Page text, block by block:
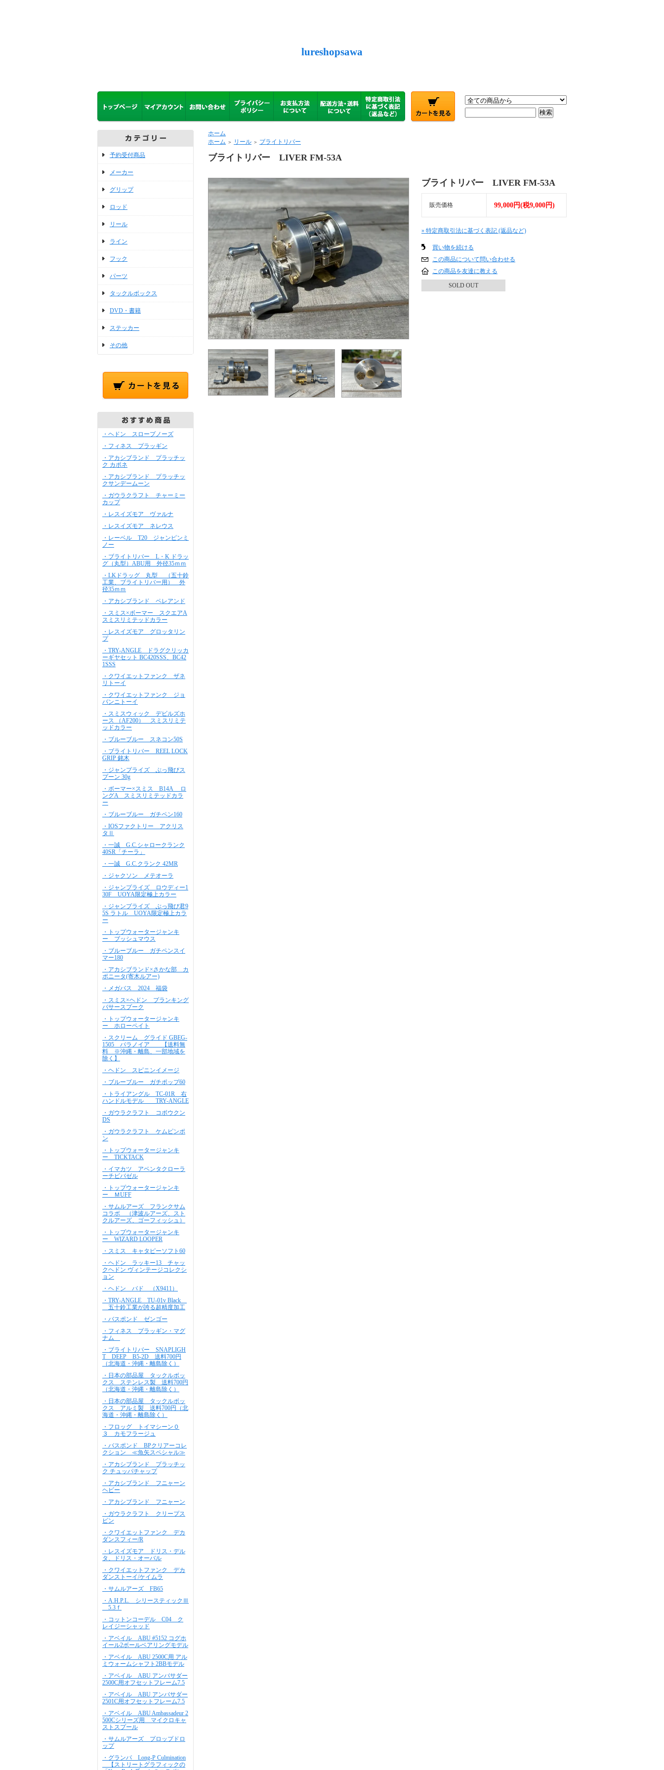
lureshopsawa
予約受付商品
メーカー
グリップ
ロッド
リール
ライン
フック
パーツ
タックルボックス
DVD・書籍
ステッカー
その他
・ヘドン スロープノーズ
・フィネス プラッギン
・アカシブランド プラッチッ
ク カポネ
・アカシブランド プラッチッ
クサンデームーン
・ガウラクラフト チャーミー
カップ
・レスイズモア ヴァルナ
・レスイズモア ネレウス
・レーベル T20 ジャンピンミ
ノー
・ブライトリバー L・K ドラッ
グ（丸型）ABU用 外径35ｍｍ
・LKドラッグ 丸型 （五十鈴
工業、ブライトリバー用） 外
径35ｍｍ
・アカシブランド ペレアンド
・スミス×ボーマー スクエアA
スミスリミテッドカラー
・レスイズモア グロッタリン
プ
・TRY-ANGLE ドラグクリッカ
ーギヤセット BC420SSS、BC42
1SSS
・クワイエットファンク ザネ
リトーイ
・クワイエットファンク ジョ
バンニトーイ
・スミスウィック デビルズホ
ース （AF200） スミスリミテ
ッドカラー
・ブルーブルー スネコン50S
・ブライトリバー REEL LOCK
GRIP 銘木
・ジャンプライズ ぶっ飛びス
プーン 30g
・ボーマー×スミス B14A ロ
ングA スミスリミテッドカラ
ー
・ブルーブルー ガチペン160
・IOSファクトリー アクリス
タⅡ
・一誠 G.C.シャロークランク
40SR「チーラ」
・一誠 G.C.クランク 42MR
・ジャクソン メテオーラ
・ジャンプライズ ロウディー1
30F UOYA限定極上カラー
・ジャンプライズ ぶっ飛び君9
5S ラトル UOYA限定極上カラ
ー
・トップウォータージャンキ
ー ブッシュマウス
・ブルーブルー ガチペンスイ
マー180
・アカシブランド×さかな部 カ
ポニータ(寄木ルアー)
・メガバス 2024 福袋
・スミス×ヘドン プランキング
バサースプーク
・トップウォータージャンキ
ー ホローペイト
・スクリーム グライド GBEG-
1505 パラノイア 【送料無
料 ※沖縄・離島、一部地域を
除く】
・ヘドン スピニンイメージ
・ブルーブルー ガチポップ60
・トライアングル TC-01R 右
ハンドルモデル TRY-ANGLE
・ガウラクラフト コボウクン
DS
・ガウラクラフト ケムピンポ
ン
・トップウォータージャンキ
ー TICKTACK
・イマカツ アベンタクローラ
ーチビバゼル
・トップウォータージャンキ
ー ＭUFF
・サムルアーズ フランクサム
コラボ （津波ルアーズ、スト
クルアーズ、ゴーフィッシュ）
・トップウォータージャンキ
ー WIZARD LOOPER
・スミス キャタピーソフト60
・ヘドン ラッキー13 チャッ
クヘドン ヴィンテージコレクシ
ョン
・ヘドン バド （X9411）
・TRY-ANGLE TU-01v Black
五十鈴工業が誇る超精度加工
・バスポンド ゼンゴー
・フィネス プラッギン・マグ
ナム
・ブライトリバー SNAPLIGH
T DEEP B5-2D 送料700円
（北海道・沖縄・離島除く）
・日本の部品屋 タックルボッ
クス ステンレス製 送料700円
（北海道・沖縄・離島除く）
・日本の部品屋 タックルボッ
クス アルミ製 送料700円（北
海道・沖縄・離島除く）
・フロッグ トイマシーン０
３ カモフラージュ
・バスポンド BPクリアーコレ
クション ≪魚矢スペシャル≫
・アカシブランド プラッチッ
ク チュッパチャップ
・アカシブランド フニャーン
ヘビー
・アカシブランド フニャーン
・ガウラクラフト クリープス
ピン
・クワイエットファンク デカ
ダンスフィー/R
・レスイズモア ドリス・デル
タ、ドリス・オーバル
・クワイエットファンク デカ
ダンストーイ/ケイムラ
・サムルアーズ FB65
・A.H.P.L. シリースティックⅢ
5.3ｆ
・コットンコーデル C04 ク
レイジーシャッド
・アベイル ABU #5152 コグホ
イール2ボールベアリングモデル
・アベイル ABU 2500C用 アル
ミウォームシャフト2BBモデル
・アベイル ABU アンバサダー
2500C用オフセットフレーム7.5
・アベイル ABU アンバサダー
2501C用オフセットフレーム7.5
・アベイル ABU Ambassadeur 2
500Cシリーズ用 マイクロキャ
ストスプール
・サムルアーズ プロップドロ
ップ
・グランパ Long-P Culmination
【ストリートグラフィックの
ホーム
ホーム ＞ リール ＞ ブライトリバー
ブライトリバー LIVER FM-53A
ブライトリバー LIVER FM-53A
販売価格 99,000円(税9,000円)
» 特定商取引法に基づく表記 (返品など)
買い物を続ける
この商品について問い合わせる
この商品を友達に教える
SOLD OUT